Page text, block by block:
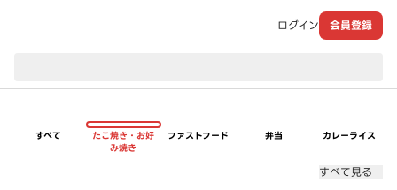
ログイン 会員登録
すべて
たこ焼き・お好
み焼き
ファストフード 弁当 カレーライス
すべて見る